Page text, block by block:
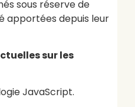
sous réserve de
apportées depuis leur
sur les
JavaScript.